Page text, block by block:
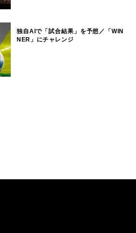
独自AIで「試合結果」を予想／「WIN
NER」にチャレンジ